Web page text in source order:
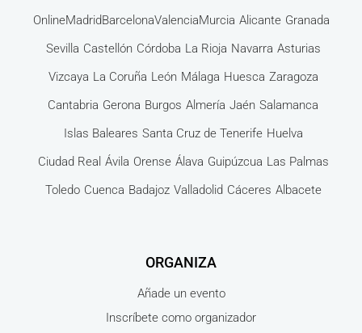
OnlineMadridBarcelonaValenciaMurcia Alicante Granada
Sevilla Castellón Córdoba La Rioja Navarra Asturias
Vizcaya La Coruña León Málaga Huesca Zaragoza
Cantabria Gerona Burgos Almería Jaén Salamanca
Islas Baleares Santa Cruz de Tenerife Huelva
Ciudad Real Ávila Orense Álava Guipúzcua Las Palmas
Toledo Cuenca Badajoz Valladolid Cáceres Albacete
ORGANIZA
Añade un evento
Inscríbete como organizador